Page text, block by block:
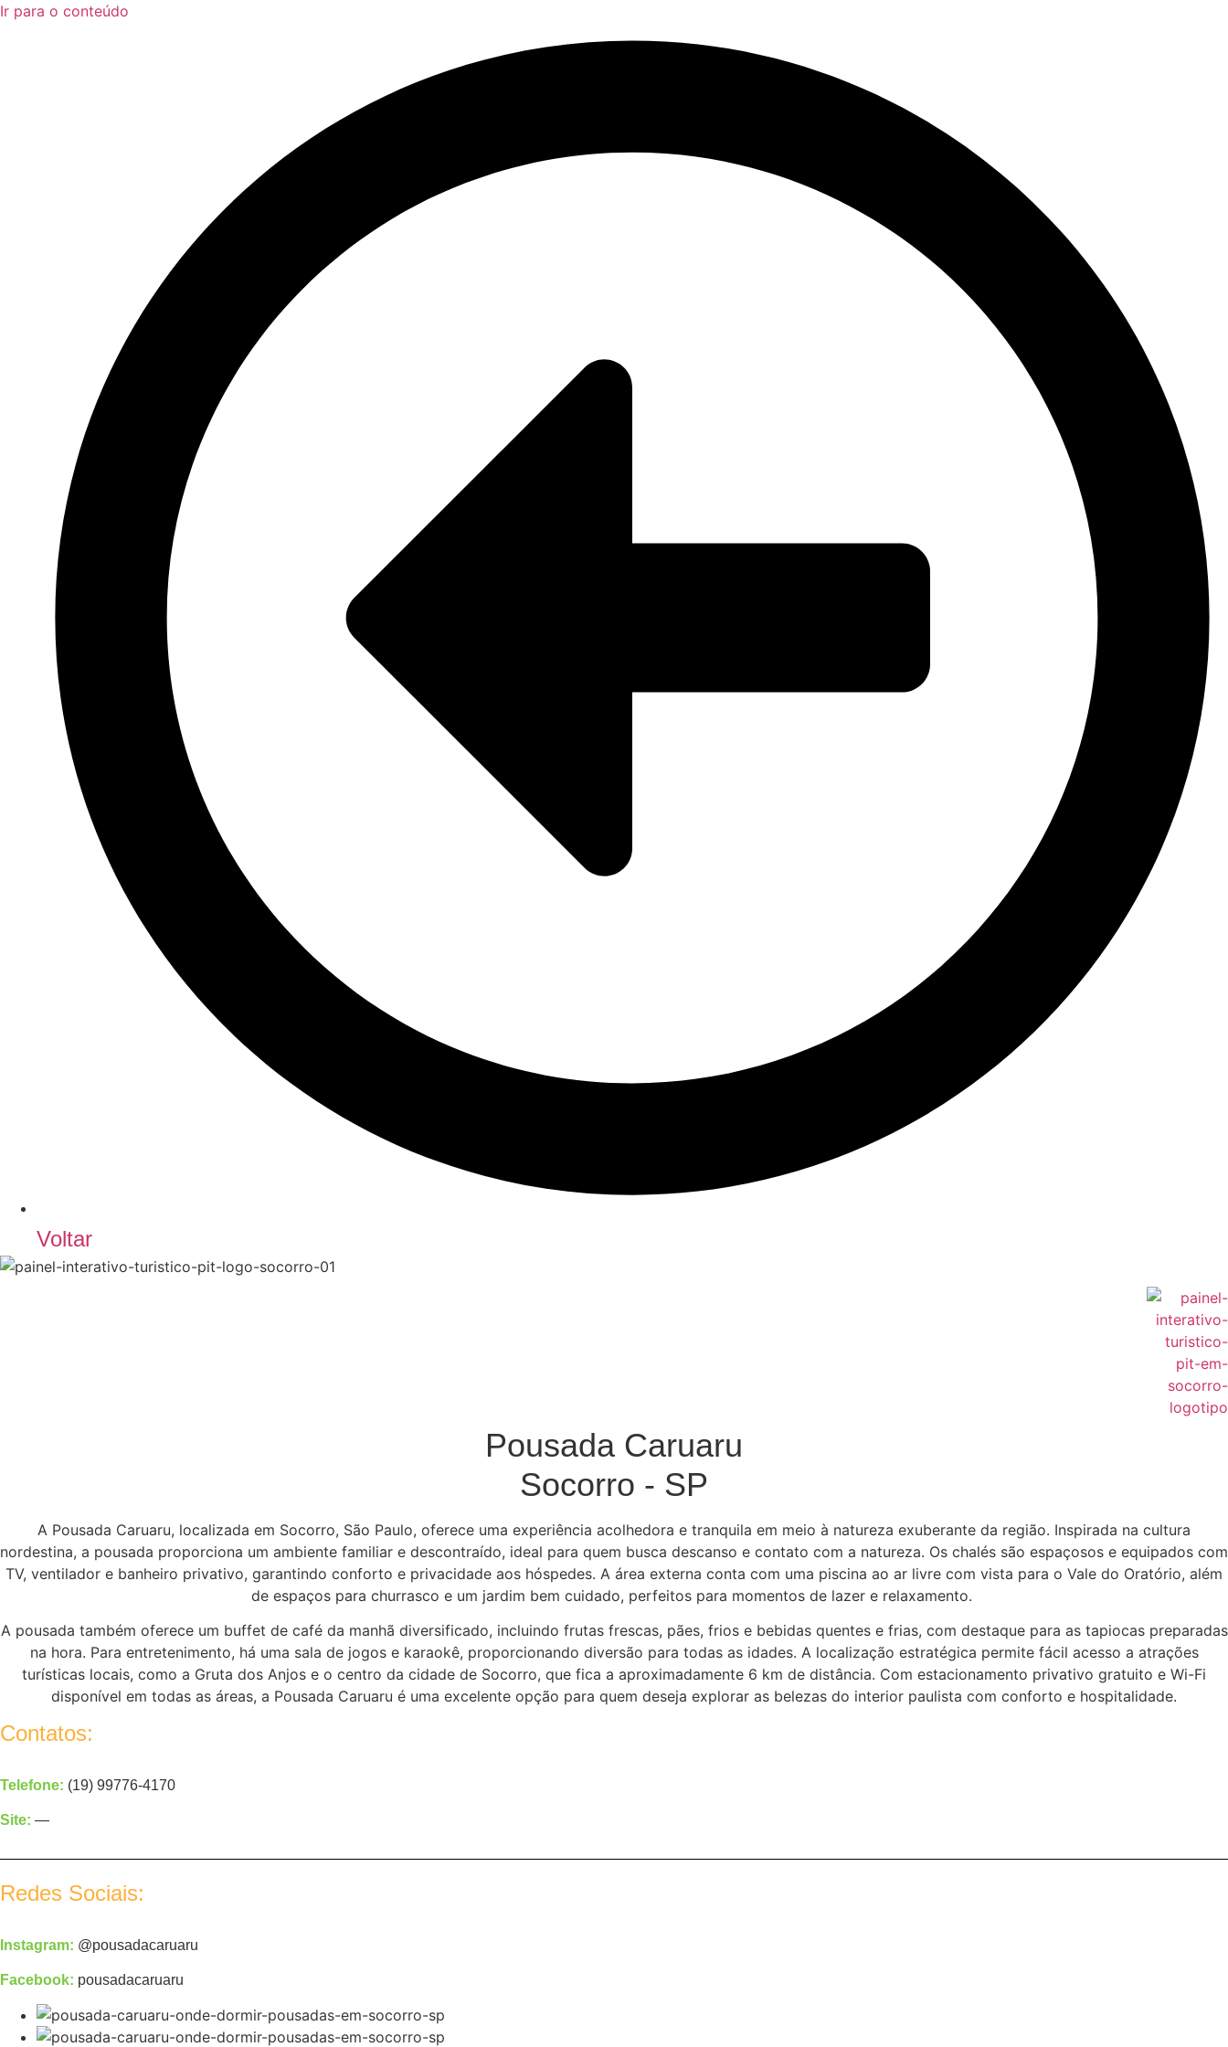
Ir para o conteúdo
Voltar
Pousada Caruaru
Socorro - SP
A Pousada Caruaru, localizada em Socorro, São Paulo, oferece uma experiência acolhedora e tranquila em meio à natureza exuberante da região. Inspirada na cultura
nordestina, a pousada proporciona um ambiente familiar e descontraído, ideal para quem busca descanso e contato com a natureza. Os chalés são espaçosos e equipados com
TV, ventilador e banheiro privativo, garantindo conforto e privacidade aos hóspedes. A área externa conta com uma piscina ao ar livre com vista para o Vale do Oratório, além
de espaços para churrasco e um jardim bem cuidado, perfeitos para momentos de lazer e relaxamento.
A pousada também oferece um buffet de café da manhã diversificado, incluindo frutas frescas, pães, frios e bebidas quentes e frias, com destaque para as tapiocas preparadas
na hora. Para entretenimento, há uma sala de jogos e karaokê, proporcionando diversão para todas as idades. A localização estratégica permite fácil acesso a atrações
turísticas locais, como a Gruta dos Anjos e o centro da cidade de Socorro, que fica a aproximadamente 6 km de distância. Com estacionamento privativo gratuito e Wi-Fi
disponível em todas as áreas, a Pousada Caruaru é uma excelente opção para quem deseja explorar as belezas do interior paulista com conforto e hospitalidade.
Contatos:
Telefone: (19) 99776-4170
Site: —
Redes Sociais:
Instagram: @pousadacaruaru
Facebook: pousadacaruaru